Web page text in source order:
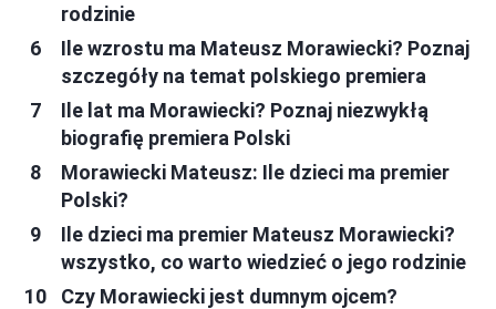
rodzinie
Ile wzrostu ma Mateusz Morawiecki? Poznaj
szczegóły na temat polskiego premiera
Ile lat ma Morawiecki? Poznaj niezwykłą
biografię premiera Polski
Morawiecki Mateusz: Ile dzieci ma premier
Polski?
Ile dzieci ma premier Mateusz Morawiecki?
wszystko, co warto wiedzieć o jego rodzinie
Czy Morawiecki jest dumnym ojcem?